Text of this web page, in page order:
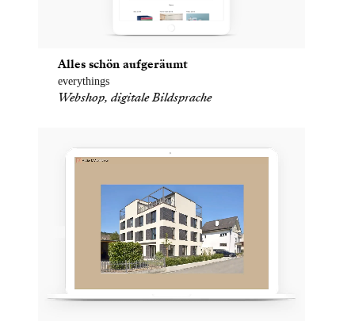
Alles schön aufgeräumt
everythings
Webshop, digitale Bildsprache